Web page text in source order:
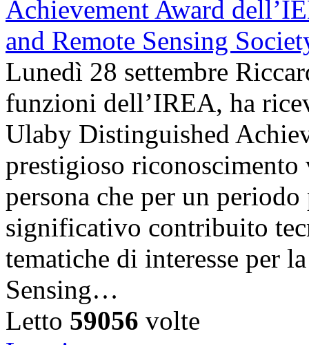
Lunedì 28 settembre
funzioni dell’IREA, ha
Ulaby Distinguished
prestigioso
persona che per un
significativo contribuito
tematiche di interesse per
Sensing…
Letto 59056 volte